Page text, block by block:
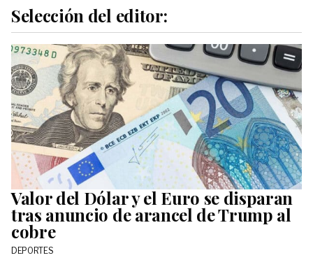
Selección del editor:
Valor del Dólar y el Euro se disparan
tras anuncio de arancel de Trump al
cobre
DEPORTES